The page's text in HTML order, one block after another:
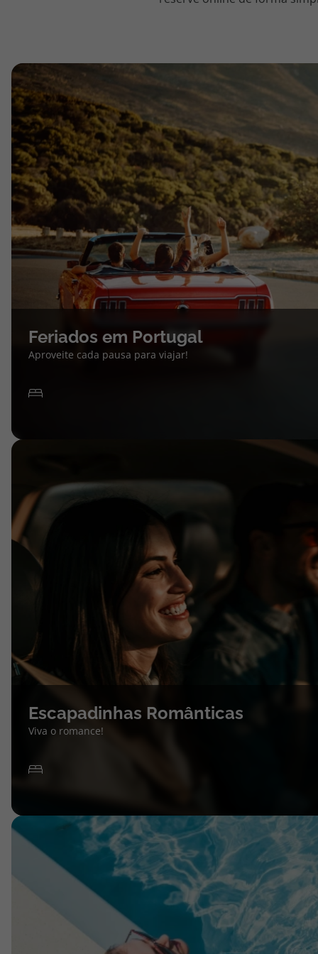
topatlantico@topatlantico.com
Feriados em Portugal
Aproveite cada pausa para viajar!
Escapadinhas Românticas
Viva o romance!